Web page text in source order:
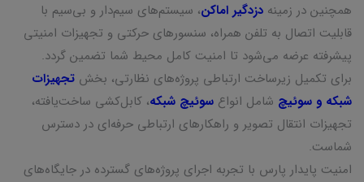
همچنین در زمینه دزدگیر اماکن، سیستم‌های سیم‌دار و بی‌سیم با
قابلیت اتصال به تلفن همراه، سنسورهای حرکتی و تجهیزات امنیتی
پیشرفته عرضه می‌شود تا امنیت کامل محیط شما تضمین گردد.
برای تکمیل زیرساخت ارتباطی پروژه‌های نظارتی، بخش تجهیزات
شبکه و سوئیچ شامل انواع سوئیچ شبکه، کابل‌کشی ساخت‌یافته،
تجهیزات انتقال تصویر و راهکارهای ارتباطی حرفه‌ای در دسترس
شماست.
امنیت پایدار پارس با تجربه اجرای پروژه‌های گسترده در جایگاه‌های